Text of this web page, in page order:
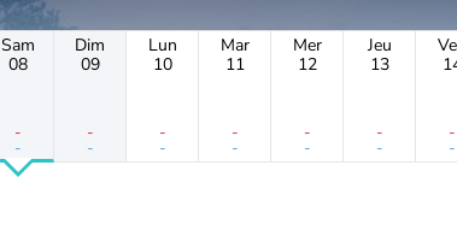
Sam
08
-
-
Dim
09
-
-
Lun
10
-
-
Mar
11
-
-
Mer
12
-
-
Jeu
13
-
-
-
-